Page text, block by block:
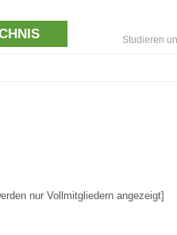
Studieren
nur Vollmitgliedern angezeigt]